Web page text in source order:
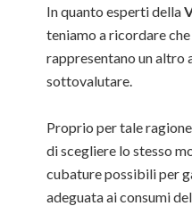
In quanto esperti della
teniamo a ricordare
rappresentano un altro
sottovalutare.
Proprio per tale
di scegliere lo stesso
cubature possibili per
adeguata ai consumi